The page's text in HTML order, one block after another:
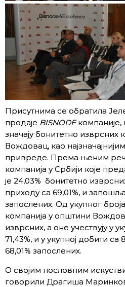
Присутнима се обратила
продаје BISNODEкомпаније,
значају бонитетно изврсних
Вождовац, као
привреде. Према њеним
компанија у Србији које
је 24,03% бонитетно
приходу са 69,01%, и
запослених. Од укупног
компанија у општини
изврсних, а оне учествују у
71,43%, и у укупној добити са
68,01% запослених.
О својим пословним
говорили Драгиша